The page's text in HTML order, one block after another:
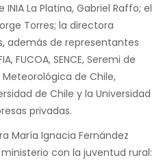
La Platina, Gabriel Raffo; el
Torres; la directora
además de representantes
FUCOA, SENCE, Seremi de
Meteorológica de Chile,
de Chile y la Universidad
privadas.
María Ignacia Fernández
con la juventud rural: